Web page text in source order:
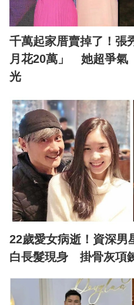
千萬起家厝賣掉了！張
月花20萬」 她超爭氣
光
22歲愛女病逝！資深男
白長髮現身 掛骨灰項